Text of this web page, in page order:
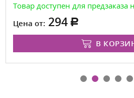
Товар доступен для предзаказа
Цена от: 294
В